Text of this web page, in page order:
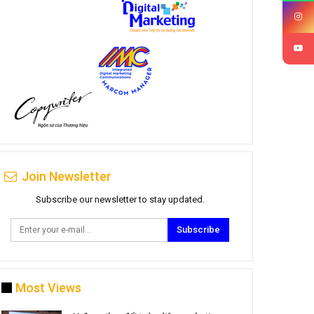
Join Newsletter
Subscribe our newsletter to stay updated.
Subscribe
Most Views